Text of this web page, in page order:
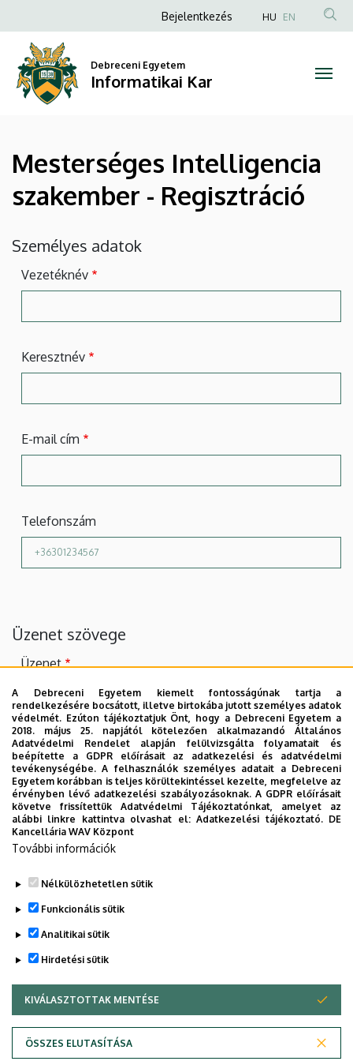
Intelligencia
szakember
Regisztráció
Informatikai
Kar
a
tartalomra
Anonim
fiók
menüje
Bejelentkezés HU EN
Debreceni Egyetem
Informatikai Kar
Mesterséges Intelligencia
szakember - Regisztráció
Személyes adatok
Vezetéknév
Keresztnév
E-mail cím
Telefonszám
Üzenet szövege
Üzenet
AzAdatkezelési tájékoztatót
Adatvédelem
A Debreceni Egyetem kiemelt fontosságúnak tartja a
rendelkezésére bocsátott, illetve birtokába jutott személyes adatok
védelmét. Ezúton tájékoztatjuk Önt, hogy a Debreceni Egyetem a
2018. május 25. napjától kötelezően alkalmazandó Általános
Adatvédelmi Rendelet alapján felülvizsgálta folyamatait és
beépítette a GDPR előírásait az adatkezelési és adatvédelmi
tevékenységébe. A felhasználók személyes adatait a Debreceni
Egyetem korábban is teljes körültekintéssel kezelte, megfelelve az
érvényben lévő adatkezelési szabályozásoknak. A GDPR előírásait
követve frissítettük Adatvédelmi Tájékoztatónkat, amelyet az
alábbi linkre kattintva olvashat el:Adatkezelési tájékoztató. DE
Kancellária WAV Központ
További információk
Nélkülözhetetlen sütik
Funkcionális sütik
Analitikai sütik
Hirdetési sütik
KIVÁLASZTOTTAK MENTÉSE
ÖSSZES ELUTASÍTÁSA
WITHDRAW CONSENT